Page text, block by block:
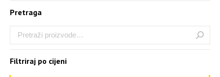
Pretraga
Filtriraj po cijeni